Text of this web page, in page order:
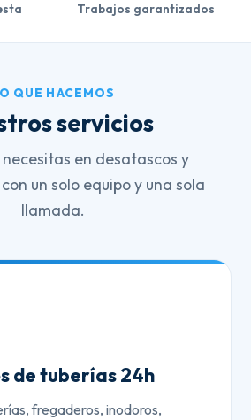
Trabajos garantizados
QUE HACEMOS
servicios
en desatascos y
un solo equipo y una sola
llamada.
de tuberías 24h
fregaderos, inodoros,